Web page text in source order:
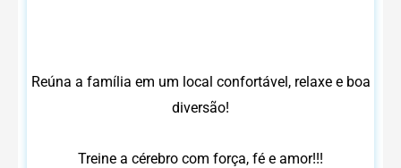
Reúna a família em um local confortável, relaxe e boa
diversão!
Treine a cérebro com força, fé e amor!!!